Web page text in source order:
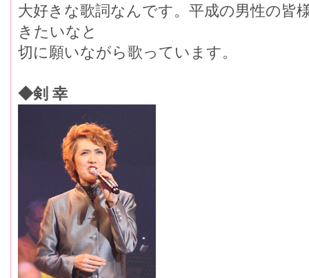
大好きな歌詞なんです。平成の男性の皆
きたいなと
切に願いながら歌っています。
◆剣 幸